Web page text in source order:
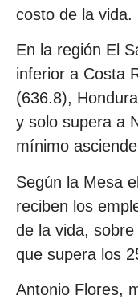
costo de la vida.
En la región El
inferior a Costa
(636.8),
y solo supera a
mínimo
Según la Mesa
reciben los
de la vida,
que supera los
Antonio Flores,